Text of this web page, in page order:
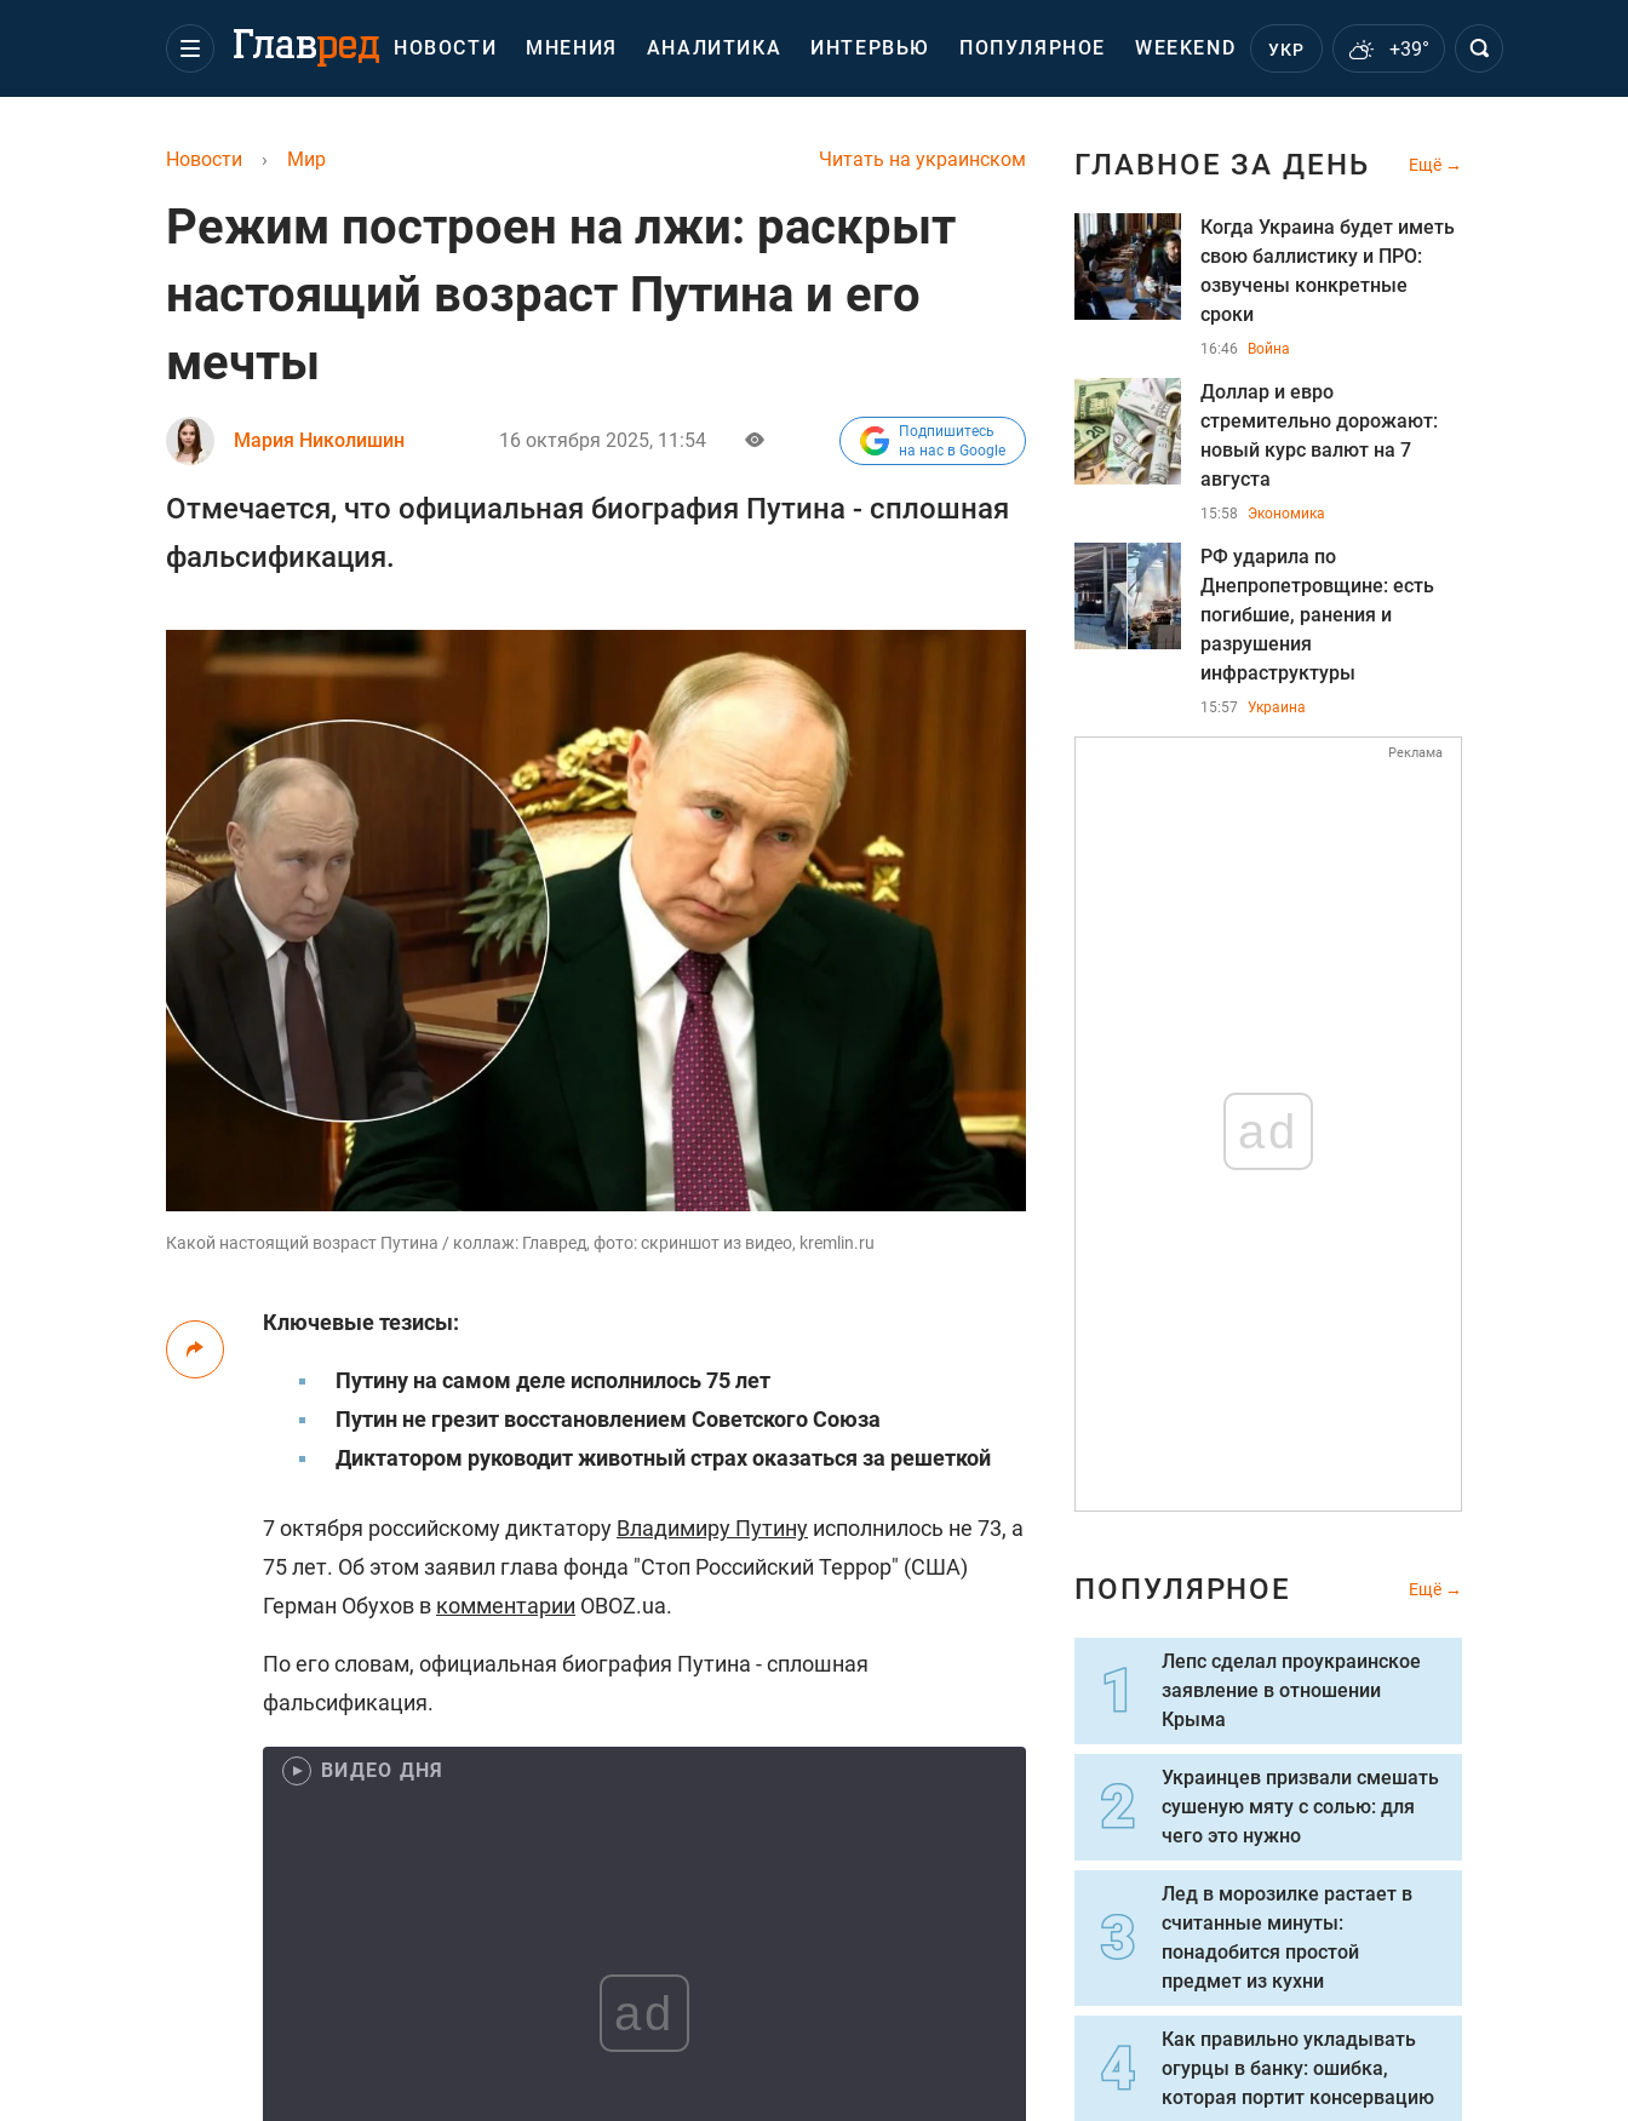
НОВОСТИ МНЕНИЯ АНАЛИТИКА ИНТЕРВЬЮ ПОПУЛЯРНОЕ WEEKEND УКР +39°
Читать на украинском
Новости › Мир
Режим построен на лжи: раскрыт
настоящий возраст Путина и его
мечты
Мария Николишин 16 октября 2025, 11:54
Подпишитесь
на нас в Google
Отмечается, что официальная биография Путина - сплошная
фальсификация.
Какой настоящий возраст Путина / коллаж: Главред, фото: скриншот из видео, kremlin.ru
Ключевые тезисы:
Путину на самом деле исполнилось 75 лет
Путин не грезит восстановлением Советского Союза
Диктатором руководит животный страх оказаться за решеткой
7 октября российскому диктатору Владимиру Путину исполнилось не 73, а
75 лет. Об этом заявил глава фонда "Стоп Российский Террор" (США)
Герман Обухов в комментарии OBOZ.ua.
По его словам, официальная биография Путина - сплошная
фальсификация.
ВИДЕО ДНЯ
ad
ГЛАВНОЕ ЗА ДЕНЬ Ещё
Когда Украина будет иметь
свою баллистику и ПРО:
озвучены конкретные
сроки
16:46 Война
Доллар и евро
стремительно дорожают:
новый курс валют на 7
августа
15:58 Экономика
РФ ударила по
Днепропетровщине: есть
погибшие, ранения и
разрушения
инфраструктуры
15:57 Украина
Реклама
ad
ПОПУЛЯРНОЕ Ещё
Лепс сделал проукраинское
заявление в отношении
Крыма
Украинцев призвали смешать
сушеную мяту с солью: для
чего это нужно
Лед в морозилке растает в
считанные минуты:
понадобится простой
предмет из кухни
Как правильно укладывать
огурцы в банку: ошибка,
которая портит консервацию